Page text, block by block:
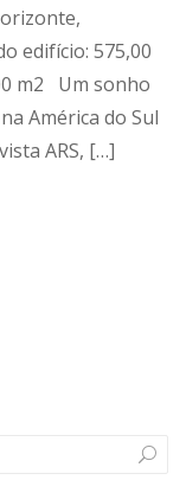
edifício: 575,00
m2 Um sonho
América do Sul
ARS, […]